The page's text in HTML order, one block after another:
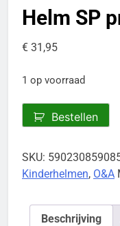
Helm SP
€ 31,95
1 op voorraad
Helm
SP
roze
aantal
Bestellen
SKU:
Kinderhelmen, O&A
Beschrijving